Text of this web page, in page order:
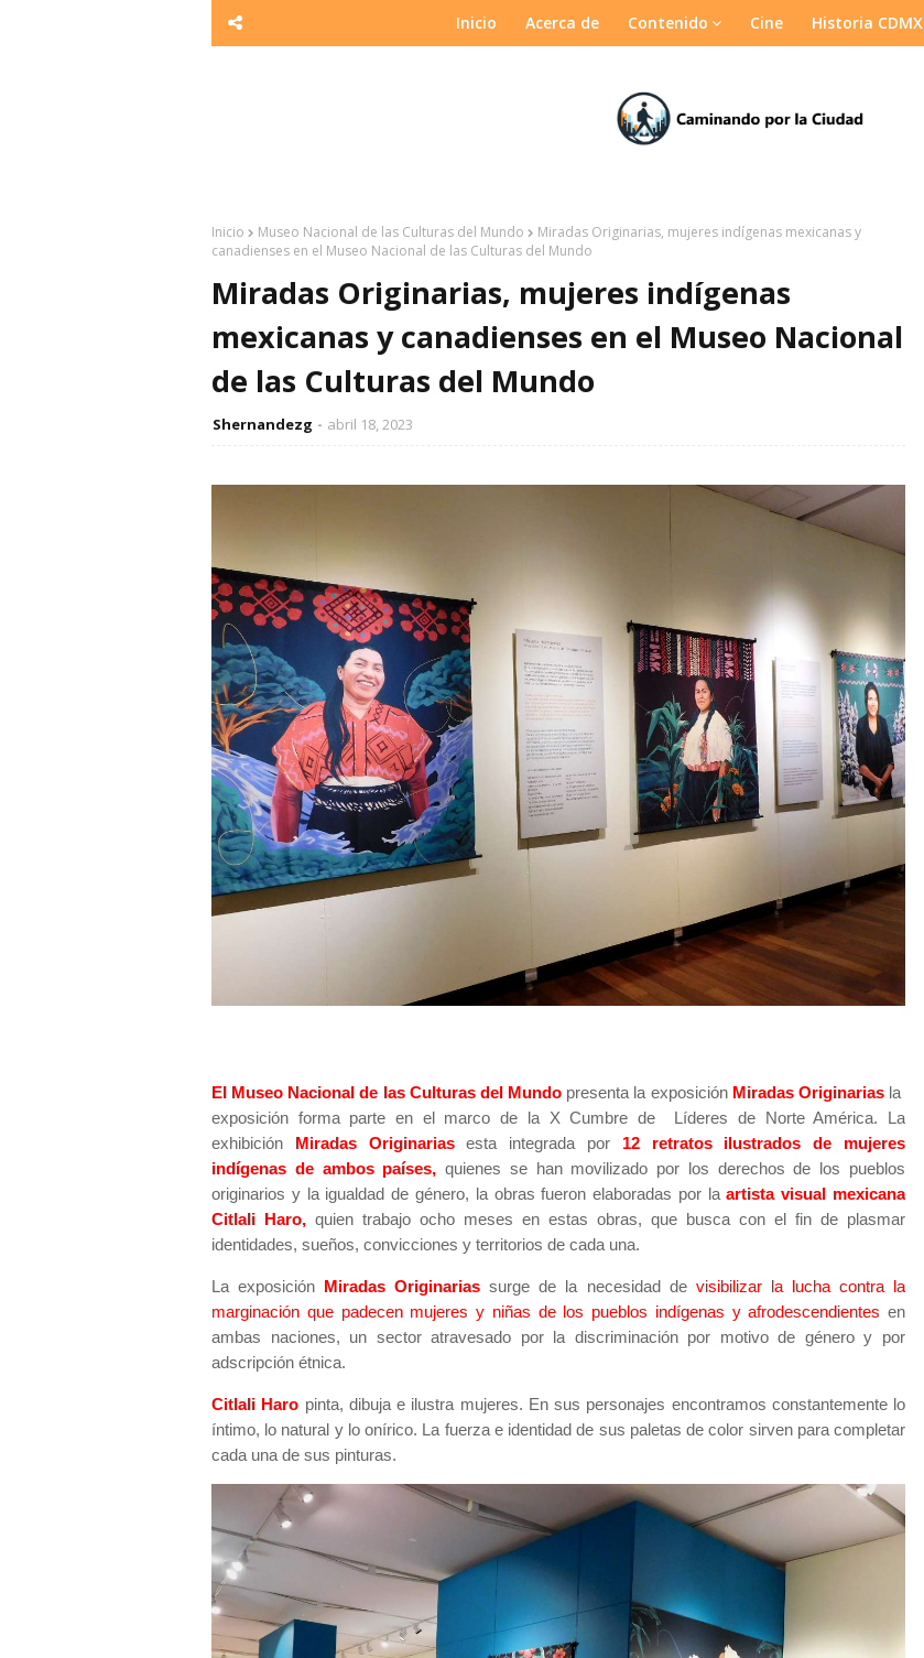
Inicio Acerca de Contenido Cine Historia CDMX
Inicio Museo Nacional de las Culturas del Mundo
Miradas Originarias, mujeres indígenas mexicanas y
canadienses en el Museo Nacional de las Culturas del Mundo
Miradas Originarias, mujeres indígenas
mexicanas y canadienses en el Museo Nacional
de las Culturas del Mundo
Shernandezg abril 18, 2023
El Museo Nacional de las Culturas del Mundo presenta la exposición Miradas Originariasla
exposición forma parte en el marco de la X Cumbre de Líderes de Norte América. La
exhibición Miradas Originariasesta integrada por 12 retratos ilustrados de mujeres
indígenas de ambos países, quienes se han movilizado por los derechos de los pueblos
originarios y la igualdad de género, la obras fueron elaboradas por laartista visual mexicana
Citlali Haro, quien trabajo ocho meses en estas obras, que busca con el fin de plasmar
identidades, sueños, convicciones y territorios de cada una.
La exposición Miradas Originarias surge de la necesidad de visibilizar la lucha contra la
marginación que padecen mujeres y niñas de los pueblos indígenas y afrodescendientes en
ambas naciones, un sector atravesado por la discriminación por motivo de género y por
adscripción étnica.
Citlali Haro pinta, dibuja e ilustra mujeres. En sus personajes encontramos constantemente lo
íntimo, lo natural y lo onírico. La fuerza e identidad de sus paletas de color sirven para completar
cada una de sus pinturas.